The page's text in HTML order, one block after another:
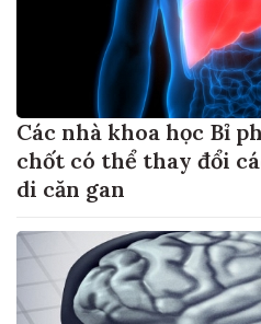
Các nhà khoa học Bỉ
chốt có thể thay đổi
di căn gan